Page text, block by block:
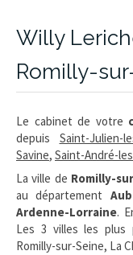
Willy
Romilly-
Le cabinet de votre
depuis Saint-Julien-
Savine, Saint-André-
La ville de Romilly-
au département
Ardenne-Lorraine.
Les 3 villes les plus
Romilly-sur-Seine, La